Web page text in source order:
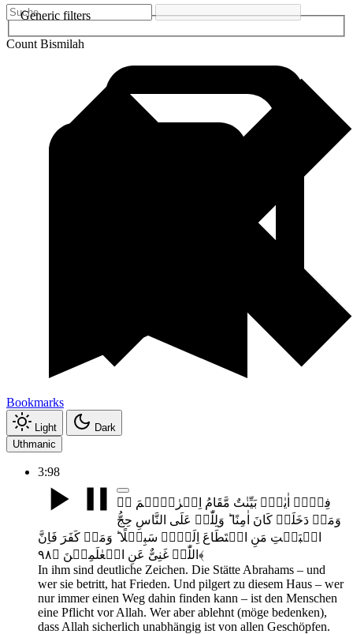
Generic filters
Count Bismilah
Bookmarks
Light
Dark
Uthmanic
3:98
فِیۡہِ اٰیٰتٌۢ بَیِّنٰتٌ مَّقَامُ اِبۡرٰہِیۡمَ ۬ۚ
وَمَنۡ دَخَلَہٗ کَانَ اٰمِنًا ؕ وَلِلّٰہِ عَلَی النَّاسِ حِجُّ
الۡبَیۡتِ مَنِ اسۡتَطَاعَ اِلَیۡہِ سَبِیۡلًا ؕ وَمَنۡ کَفَرَ فَاِنَّ
اللّٰہَ غَنِیٌّ عَنِ الۡعٰلَمِیۡنَ ﴿۹۸﴾
In ihm sind deutliche Zeichen. Die Stätte Abrahams – und
wer sie betritt, hat Frieden. Und pilgert zu diesem Haus – wer
nur immer einen Weg dahin finden kann – ist den Menschen
eine Pflicht vor Allah. Wer aber ablehnt (möge bedenken),
dass Allah sicherlich unabhängig ist von allen Geschöpfen.